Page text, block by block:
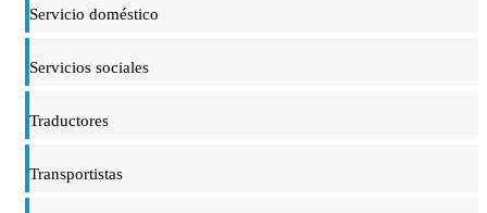
Servicio doméstico
Servicios sociales
Traductores
Transportistas